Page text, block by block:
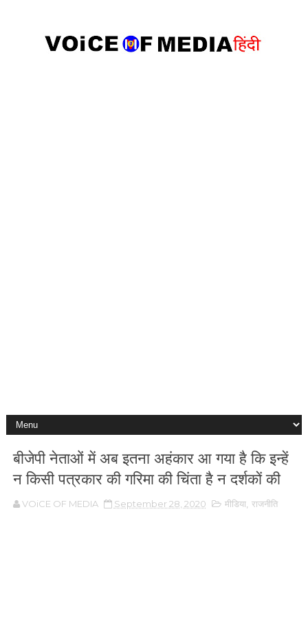
बीजेपी नेताओं में अब इतना अहंकार आ गया है कि इन्हें
न किसी पत्रकार की गरिमा की चिंता है न दर्शकों की
VOiCE OF MEDIA September 28, 2020 मीडिया, राजनीति